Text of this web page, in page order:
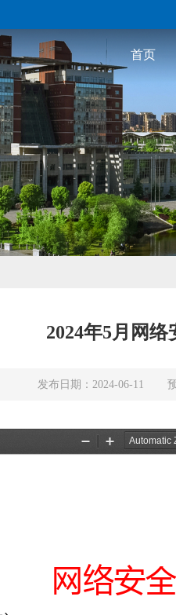
首页
2024年5月网络
发布日期：2024-06-11